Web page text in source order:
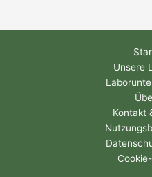
in jeder Lebensphase
Gesundheits-Check-ups,
Screenings, Schilddrüsen-
auf Eisenmangel,
sowie
→ Alle Gesundheits-